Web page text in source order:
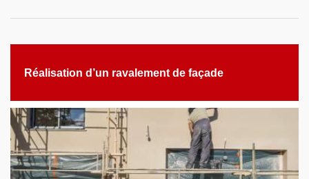
Réalisation d’un ravalement de façade